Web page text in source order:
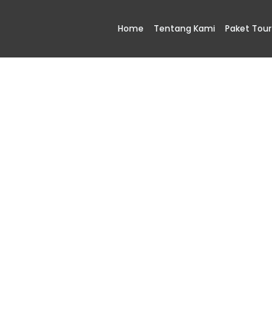
Home Tentang Kami Paket Tour